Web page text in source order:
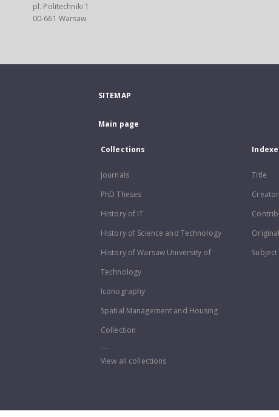
pl. Politechniki 1
00-661 Warsaw
SITEMAP
Main page
Collections
Journals
PhD Theses
History of IT
History of Science and Technology
History of Warsaw University of
Technology
Iconography
Spatial Management and Housing
Collection
...
View all collections
Title
Creator